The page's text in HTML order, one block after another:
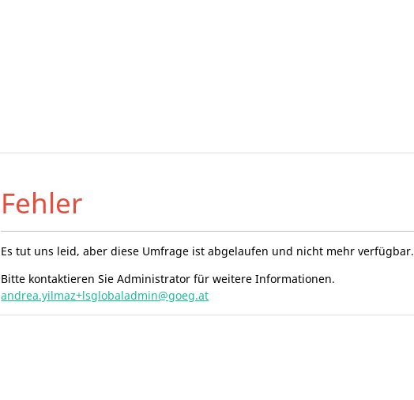
Fehler
Es tut uns leid, aber diese Umfrage ist abgelaufen und nicht mehr verfügbar.
Bitte kontaktieren Sie Administrator für weitere Informationen.
andrea.yilmaz+lsglobaladmin@goeg.at